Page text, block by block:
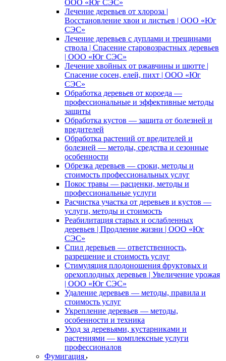
ООО «Юг СЭС»
Лечение деревьев от хлороза |
Восстановление хвои и листьев | ООО «Юг
СЭС»
Лечение деревьев с дуплами и трещинами
ствола | Спасение старовозрастных деревьев
| ООО «Юг СЭС»
Лечение хвойных от ржавчины и шютте |
Спасение сосен, елей, пихт | ООО «Юг
СЭС»
Обработка деревьев от короеда —
профессиональные и эффективные методы
защиты
Обработка кустов — защита от болезней и
вредителей
Обработка растений от вредителей и
болезней — методы, средства и сезонные
особенности
Обрезка деревьев — сроки, методы и
стоимость профессиональных услуг
Покос травы — расценки, методы и
профессиональные услуги
Расчистка участка от деревьев и кустов —
услуги, методы и стоимость
Реабилитация старых и ослабленных
деревьев | Продление жизни | ООО «Юг
СЭС»
Спил деревьев — ответственность,
разрешение и стоимость услуг
Стимуляция плодоношения фруктовых и
орехоплодных деревьев | Увеличение урожая
| ООО «Юг СЭС»
Удаление деревьев — методы, правила и
стоимость услуг
Укрепление деревьев — методы,
особенности и техника
Уход за деревьями, кустарниками и
растениями — комплексные услуги
профессионалов
Фумигация